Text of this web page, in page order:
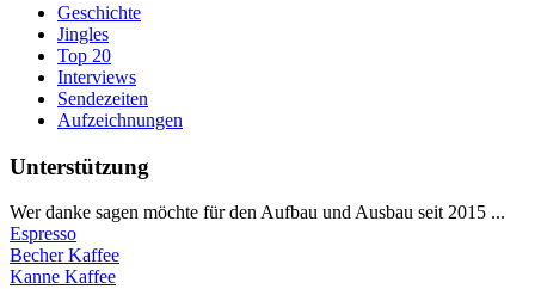
Geschichte
Jingles
Top 20
Interviews
Sendezeiten
Aufzeichnungen
Unterstützung
Wer danke sagen möchte für den Aufbau und Ausbau seit 2015 ...
Espresso
Becher Kaffee
Kanne Kaffee